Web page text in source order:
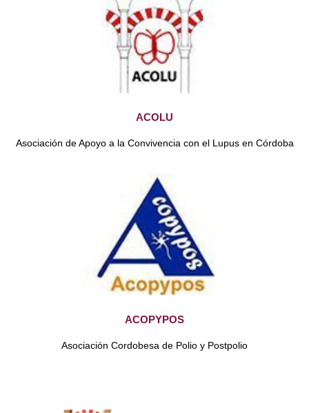
ACOLU
Asociación de Apoyo a la Convivencia con el Lupus en Córdoba
ACOPYPOS
Asociación Cordobesa de Polio y Postpolio